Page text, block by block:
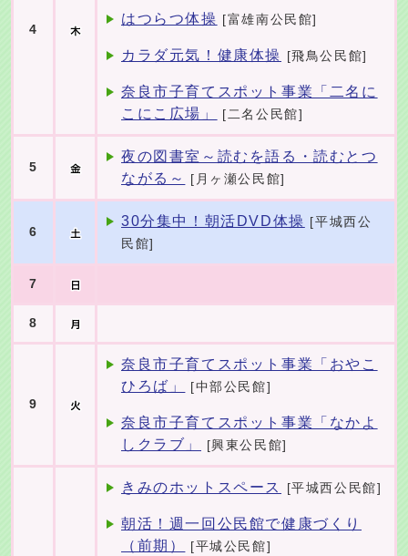
4
はつらつ体操 [富雄南公民館]
カラダ元気！健康体操 [飛鳥公民館]
奈良市子育てスポット事業「二名に
こにこ広場」
[二名公民館]
5
夜の図書室～読むを語る・読むとつ
ながる～
[月ヶ瀬公民館]
6
30分集中！朝活DVD体操 [平城西公
民館]
7
8
9
奈良市子育てスポット事業「おやこ
ひろば」
[中部公民館]
奈良市子育てスポット事業「なかよ
しクラブ」
[興東公民館]
きみのホットスペース [平城西公民館]
朝活！週一回公民館で健康づくり
（前期）
[平城公民館]